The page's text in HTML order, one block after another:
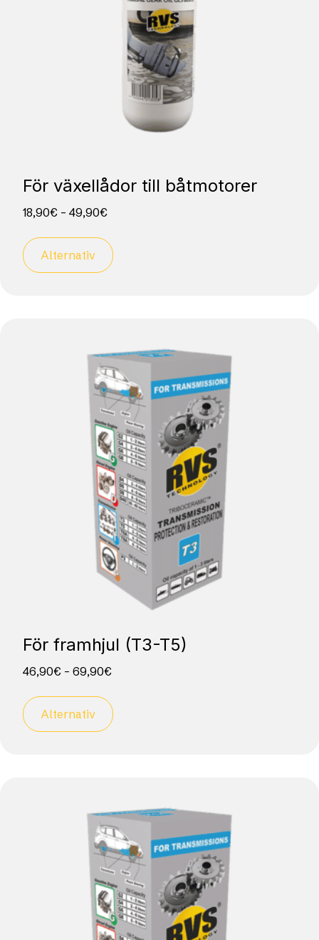
För växellådor till båtmotorer
18,90€ – 49,90€
Alternativ
För framhjul (T3-T5)
46,90€ – 69,90€
Alternativ